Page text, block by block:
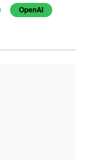
OpenAI